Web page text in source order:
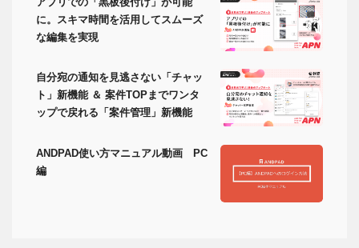
に。スキマ時間を活用してスムーズ
な編集を実現
自分宛の通知を見逃さない「チャッ
ト」新機能 ＆ 案件TOPまでワンタ
ップで戻れる「案件管理」新機能
ANDPAD使い方マニュアル動画 PC
編